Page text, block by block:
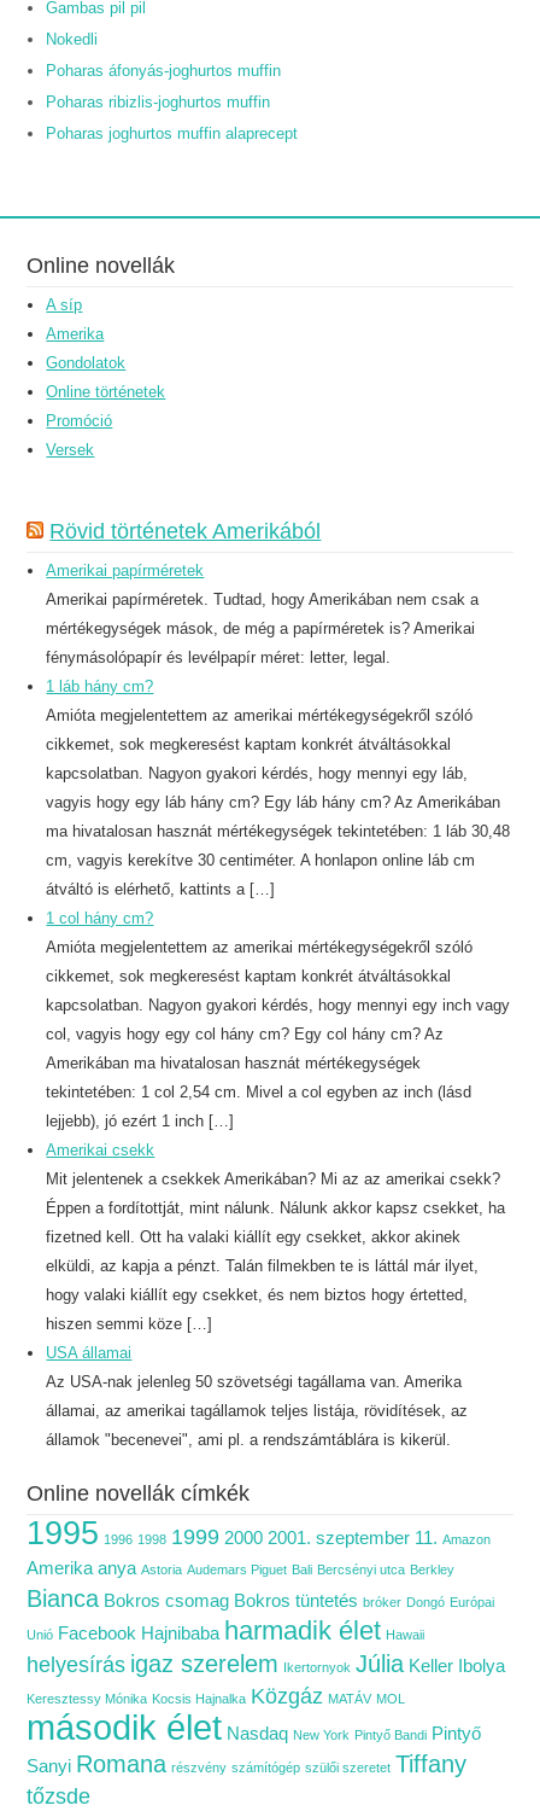
Gambas pil pil
Nokedli
Poharas áfonyás-joghurtos muffin
Poharas ribizlis-joghurtos muffin
Poharas joghurtos muffin alaprecept
Online novellák
A síp
Amerika
Gondolatok
Online történetek
Promóció
Versek
Rövid történetek Amerikából
Amerikai papírméretek
Amerikai papírméretek. Tudtad, hogy Amerikában nem csak a
mértékegységek mások, de még a papírméretek is? Amerikai
fénymásolópapír és levélpapír méret: letter, legal.
1 láb hány cm?
Amióta megjelentettem az amerikai mértékegységekről szóló
cikkemet, sok megkeresést kaptam konkrét átváltásokkal
kapcsolatban. Nagyon gyakori kérdés, hogy mennyi egy láb,
vagyis hogy egy láb hány cm? Egy láb hány cm? Az Amerikában
ma hivatalosan hasznát mértékegységek tekintetében: 1 láb 30,48
cm, vagyis kerekítve 30 centiméter. A honlapon online láb cm
átváltó is elérhető, kattints a […]
1 col hány cm?
Amióta megjelentettem az amerikai mértékegységekről szóló
cikkemet, sok megkeresést kaptam konkrét átváltásokkal
kapcsolatban. Nagyon gyakori kérdés, hogy mennyi egy inch vagy
col, vagyis hogy egy col hány cm? Egy col hány cm? Az
Amerikában ma hivatalosan hasznát mértékegységek
tekintetében: 1 col 2,54 cm. Mivel a col egyben az inch (lásd
lejjebb), jó ezért 1 inch […]
Amerikai csekk
Mit jelentenek a csekkek Amerikában? Mi az az amerikai csekk?
Éppen a fordítottját, mint nálunk. Nálunk akkor kapsz csekket, ha
fizetned kell. Ott ha valaki kiállít egy csekket, akkor akinek
elküldi, az kapja a pénzt. Talán filmekben te is láttál már ilyet,
hogy valaki kiállít egy csekket, és nem biztos hogy értetted,
hiszen semmi köze […]
USA államai
Az USA-nak jelenleg 50 szövetségi tagállama van. Amerika
államai, az amerikai tagállamok teljes listája, rövidítések, az
államok "becenevei", ami pl. a rendszámtáblára is kikerül.
Online novellák címkék
1995 1996 1998 1999 2000 2001. szeptember 11. Amazon
Amerika anya Astoria Audemars Piguet Bali Bercsényi utca Berkley
Bianca Bokros csomag Bokros tüntetés bróker Dongó Európai
Unió Facebook Hajnibaba harmadik élet Hawaii
helyesírás igaz szerelem Ikertornyok Júlia Keller Ibolya
Keresztessy Mónika Kocsis Hajnalka Közgáz MATÁV MOL
második élet Nasdaq New York Pintyő Bandi Pintyő
Sanyi Romana részvény számítógép szülői szeretet Tiffany
tőzsde